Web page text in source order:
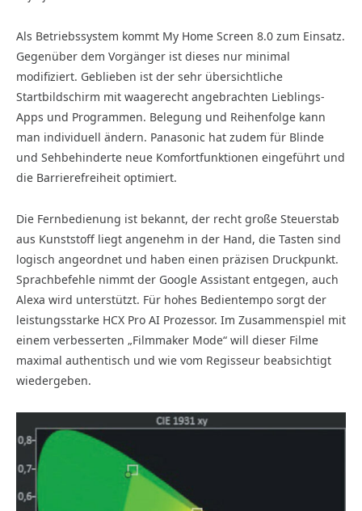
Als Betriebssystem kommt My Home Screen 8.0 zum Einsatz.
Gegenüber dem Vorgänger ist dieses nur minimal
modifiziert. Geblieben ist der sehr übersichtliche
Startbildschirm mit waagerecht angebrachten Lieblings-
Apps und Programmen. Belegung und Reihenfolge kann
man individuell ändern. Panasonic hat zudem für Blinde
und Sehbehinderte neue Komfortfunktionen eingeführt und
die Barrierefreiheit optimiert.
Die Fernbedienung ist bekannt, der recht große Steuerstab
aus Kunststoff liegt angenehm in der Hand, die Tasten sind
logisch angeordnet und haben einen präzisen Druckpunkt.
Sprachbefehle nimmt der Google Assistant entgegen, auch
Alexa wird unterstützt. Für hohes Bedientempo sorgt der
leistungsstarke HCX Pro AI Prozessor. Im Zusammenspiel mit
einem verbesserten „Filmmaker Mode“ will dieser Filme
maximal authentisch und wie vom Regisseur beabsichtigt
wiedergeben.